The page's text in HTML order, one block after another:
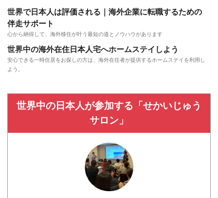
世界で日本人は評価される｜海外企業に転職するための
伴走サポート
心から納得して、海外移住が叶う最短の道とノウハウがあります
世界中の海外在住日本人宅へホームステイしよう
安心できる一時住居をお探しの方は、海外在住者が提供するホームステイを利用し
よう。
世界中の日本人が参加する「せかいじゅう
サロン」